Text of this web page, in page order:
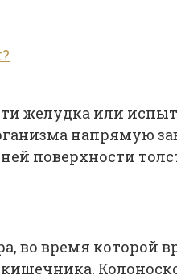
желудка или
напрямую
поверхности
во время